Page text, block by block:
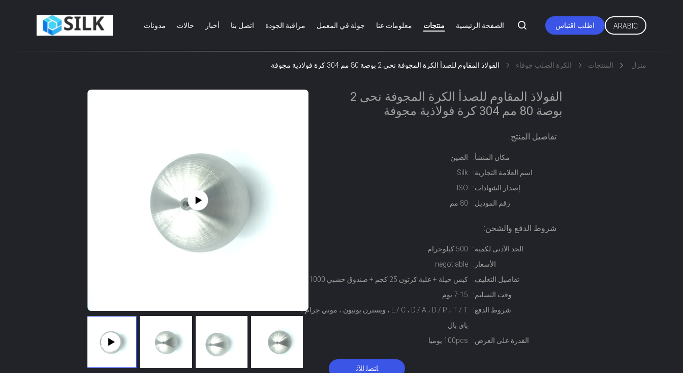
الصفحة الرئيسية منتجات معلومات عنا جولة في المعمل مراقبة الجودة اتصل بنا أخبار حالات مدونات اطلب اقتباس ARABIC
منزل المنتجات الكرة الصلب جوفاء الفولاذ المقاوم للصدأ الكرة المجوفة نحى 2 بوصة 80 مم 304 كرة فولاذية مجوفة
الفولاذ المقاوم للصدأ الكرة المجوفة نحى 2
بوصة 80 مم 304 كرة فولاذية مجوفة
تفاصيل المنتج:
مكان المنشأ:
الصين
اسم العلامة التجارية:
Silk
إصدار الشهادات:
ISO
رقم الموديل:
80 مم
شروط الدفع والشحن:
الحد الأدنى لكمية:
500 كيلوجرام
الأسعار:
negotiable
تفاصيل التغليف:
كيس حيلة + علبة كرتون 25 كجم + صندوق خشبي 1000 كجم
وقت التسليم:
7-15 يوم
شروط الدفع:
L / C ، D / A ، D / P ، T / T ، ويسترن يونيون ، موني جرام ،
باي بال
القدرة على العرض:
100pcs يوميا
ﺎﺘﺼﻟ ﺍﻶﻧ